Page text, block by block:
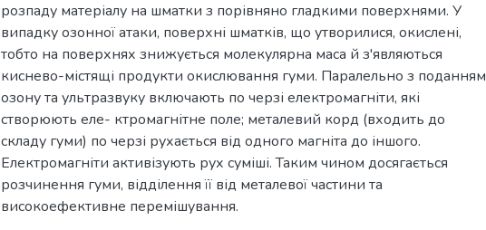
розпаду матеріалу на шматки з порівняно гладкими поверхнями. У
випадку озонної атаки, поверхні шматків, що утворилися, окислені,
тобто на поверхнях знижується молекулярна маса й з'являються
киснево-містящі продукти окислювання гуми. Паралельно з поданням
озону та ультразвуку включають по черзі електромагніти, які
створюють еле- ктромагнітне поле; металевий корд (входить до
складу гуми) по черзі рухається від одного магніта до іншого.
Електромагніти активізують рух суміші. Таким чином досягається
розчинення гуми, відділення її від металевої частини та
високоефективне перемішування.